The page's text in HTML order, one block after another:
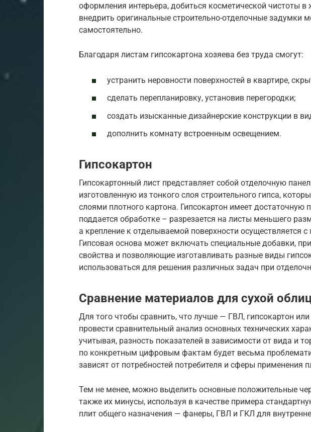
оформления интерьера, добиться косметической чистоты
внедрить оригинальные строительно-отделочные задумки
самостоятельно.
Благодаря листам гипсокартона хозяева без труда смогут:
устранить неровности поверхностей в квартире,
сделать перепланировку, установив перегородки;
создать изысканные дизайнерские конструкции в
дополнить комнату встроенным освещением.
Гипсокартон
Гипсокартонный лист представляет собой отделочную
изготовленную из тонкого слоя строительного гипса,
слоями плотного картона. Гипсокартон имеет достаточную
поддается обработке – разрезается на листы меньшего
а крепление к отделываемой поверхности осуществляется
Гипсовая основа может включать специальные добавки,
свойства и позволяющие изготавливать разные виды
использоваться для решения различных задач при
Сравнение материалов для сухой
Для того чтобы сравнить, что лучше — ГВЛ, гипсокартон
провести сравнительный анализ основных технических
учитывая, разность показателей в зависимости от вида и
по конкретным цифровым фактам будет весьма
зависят от потребностей потребителя и сферы применения
Тем не менее, можно выделить основные положительные
также их минусы, используя в качестве примера
плит общего назначения — фанеры, ГВЛ и ГКЛ для